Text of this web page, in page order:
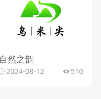
自然之韵
2024-08-12 510